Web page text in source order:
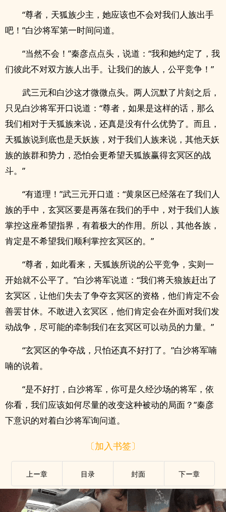
“尊者，天狐族少主，她应该也不会对我们人族出手
吧！”白沙将军第一时间问道。
“当然不会！”秦彦点点头，说道：“我和她约定了，我
们彼此不对双方族人出手。让我们的族人，公平竞争！”
武三元和白沙这才微微点头。两人沉默了片刻之后，
只见白沙将军开口说道：“尊者，如果是这样的话，那么
我们相对于天狐族来说，还真是没有什么优势了。而且，
天狐族说到底也是天妖族，对于我们人族来说，其他天妖
族的族群和势力，恐怕会更希望天狐族赢得玄冥区的战
斗。”
“有道理！”武三元开口道：“黄泉区已经落在了我们人
族的手中，玄冥区要是再落在我们的手中，对于我们人族
掌控这座希望指界，有着极大的作用。所以，其他各族，
肯定是不希望我们顺利掌控玄冥区的。”
“尊者，如此看来，天狐族所说的公平竞争，实则一
开始就不公平了。”白沙将军说道：“我们将天狼族赶出了
玄冥区，让他们失去了争夺玄冥区的资格，他们肯定不会
善罢甘休。不敢进入玄冥区，他们肯定会在外面对我们发
动战争，尽可能的牵制我们在玄冥区可以动员的力量。”
“玄冥区的争夺战，只怕还真不好打了。”白沙将军喃
喃的说着。
“是不好打，白沙将军，你可是久经沙场的将军，依
你看，我们应该如何尽量的改变这种被动的局面？”秦彦
下意识的对着白沙将军询问道。
〔加入书签〕
上ー章 目录 封面 下ー章